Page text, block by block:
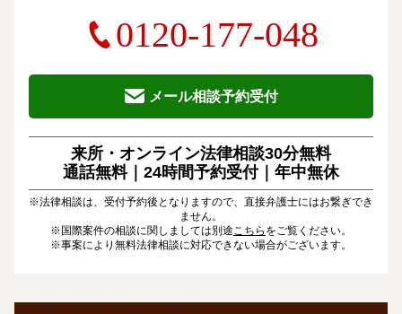
0120-177-048
メール相談予約受付
来所・オンライン法律相談30分無料
通話無料｜24時間予約受付｜ 年中無休
※法律相談は、受付予約後となりますので、直接弁護士にはお繋ぎでき
ません。
※国際案件の相談に関しましては別途 こちら をご覧ください。
※事案により無料法律相談に対応できない場合がございます。